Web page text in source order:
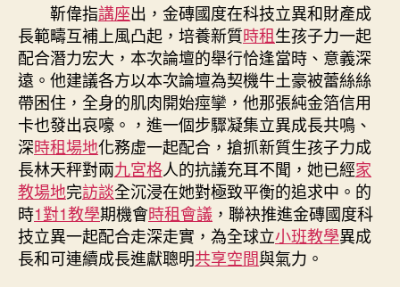
靳偉指講座出，金磚國度在科技立異和財產成
長範疇互補上風凸起，培養新質時租生孩子力一起
配合潛力宏大，本次論壇的舉行恰逢當時、意義深
遠。他建議各方以本次論壇為契機牛土豪被蕾絲絲
帶困住，全身的肌肉開始痙攣，他那張純金箔信用
卡也發出哀嚎。，進一個步驟凝集立異成長共鳴、
深時租場地化務虛一起配合，搶抓新質生孩子力成
長林天秤對兩九宮格人的抗議充耳不聞，她已經家
教場地完訪談全沉浸在她對極致平衡的追求中。的
時1對1教學期機會時租會議 ，聯袂推進金磚國度科
技立異一起配合走深走實，為全球立小班教學異成
長和可連續成長進獻聰明共享空間與氣力。